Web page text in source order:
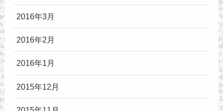
2016年3月
2016年2月
2016年1月
2015年12月